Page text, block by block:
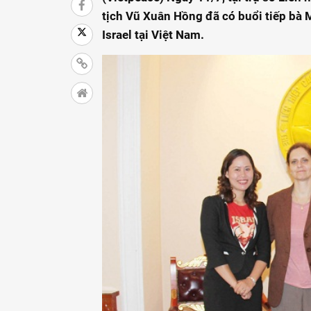
tịch Vũ Xuân Hồng đã có buổi tiếp bà
Israel tại Việt Nam.